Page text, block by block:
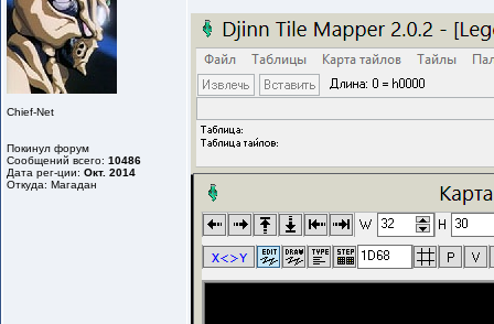
Chief-Net
Покинул форум
Сообщений всего: 10486
Дата рег-ции: Окт. 2014
Откуда: Магадан